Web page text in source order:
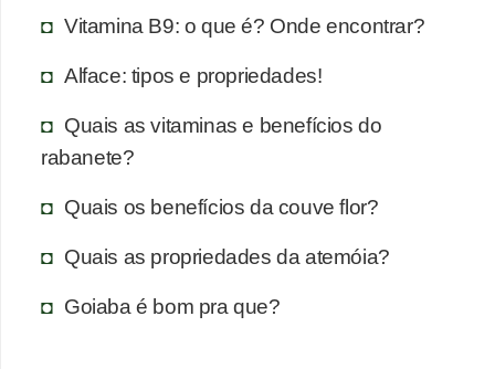
Vitamina B9: o que é? Onde encontrar?
Alface: tipos e propriedades!
Quais as vitaminas e benefícios do
rabanete?
Quais os benefícios da couve flor?
Quais as propriedades da atemóia?
Goiaba é bom pra que?